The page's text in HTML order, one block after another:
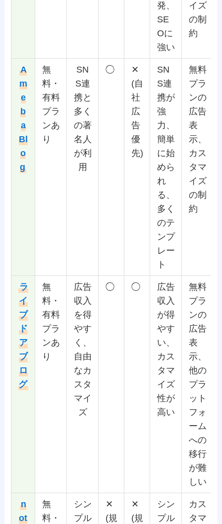
発、
SE
Oに
強い
イズ
の制
約
A
m
e
b
a
Bl
o
g
無
料・
有料
プラ
ンあ
り
SN
S連
携と
多く
の著
名人
が利
用
◯
✕
(自
社
広
告
優
先)
SN
S連
携が
強
力、
簡単
に始
めら
れ
る、
多く
のテ
ンプ
レー
ト
無料
プラ
ンの
広告
表
示、
カス
タマ
イズ
の制
約
ラ
イ
ブ
ド
ア
ブ
ロ
グ
無
料・
有料
プラ
ンあ
り
広告
収入
を得
やす
く、
自由
なカ
スタ
マイ
ズ
◯ ◯
広告
収入
が得
やす
い、
カス
タマ
イズ
性が
高い
無料
プラ
ンの
広告
表
示、
他の
プラ
ット
フォ
ーム
への
移行
が難
しい
n
ot
無
料・
シン
プル
✕
(規
✕
(規
シン
プル
カス
タマ